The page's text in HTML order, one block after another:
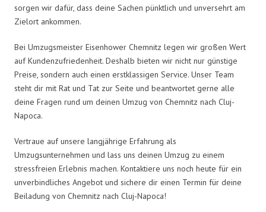
sorgen wir dafür, dass deine Sachen pünktlich und unversehrt am
Zielort ankommen.
Bei Umzugsmeister Eisenhower Chemnitz legen wir großen Wert
auf Kundenzufriedenheit. Deshalb bieten wir nicht nur günstige
Preise, sondern auch einen erstklassigen Service. Unser Team
steht dir mit Rat und Tat zur Seite und beantwortet gerne alle
deine Fragen rund um deinen Umzug von Chemnitz nach Cluj-
Napoca.
Vertraue auf unsere langjährige Erfahrung als
Umzugsunternehmen und lass uns deinen Umzug zu einem
stressfreien Erlebnis machen. Kontaktiere uns noch heute für ein
unverbindliches Angebot und sichere dir einen Termin für deine
Beiladung von Chemnitz nach Cluj-Napoca!